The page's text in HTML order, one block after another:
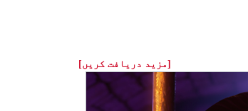
[مزید دریافت کریں]